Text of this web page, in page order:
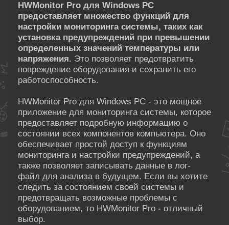
HWMonitor Pro для Windows PC
предоставляет множество функций для
настройки мониторинга системы, таких как
установка предупреждений при превышении
определенных значений температуры или
напряжения. Это позволяет предотвратить
повреждение оборудования и сохранить его
работоспособность.
HWMonitor Pro для Windows PC - это мощное
приложение для мониторинга системы, которое
предоставляет подробную информацию о
состоянии всех компонентов компьютера. Оно
обеспечивает простой доступ к функциям
мониторинга и настройки предупреждений, а
также позволяет записывать данные в лог-
файл для анализа в будущем. Если вы хотите
следить за состоянием своей системы и
предотвращать возможные проблемы с
оборудованием, то HWMonitor Pro - отличный
выбор.